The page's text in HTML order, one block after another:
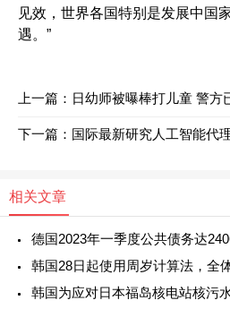
见效，世界各国特别是发展中国
遇。”
上一篇： 日幼师被曝棒打儿童 警方
下一篇： 国际最新研究人工智能代
相关文章
德国2023年一季度公共债务达
韩国28日起使用周岁计算法，全
韩国为应对日本福岛核电站核污